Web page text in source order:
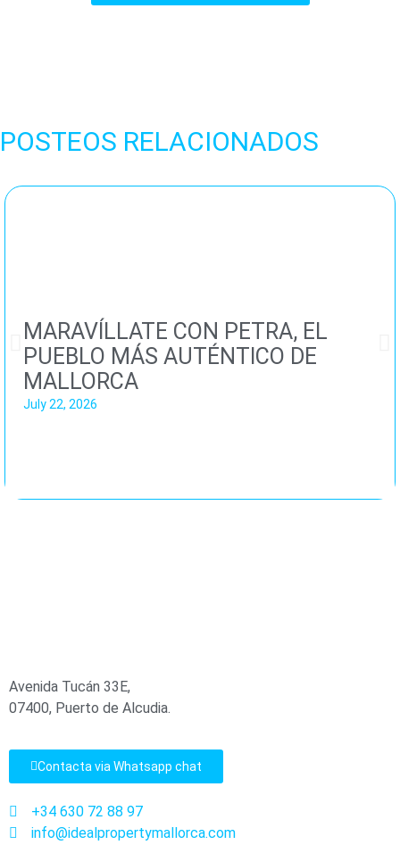
POSTEOS RELACIONADOS
MARAVÍLLATE CON PETRA, EL
PUEBLO MÁS AUTÉNTICO DE
MALLORCA
July 22, 2026
Avenida Tucán 33E,
07400, Puerto de Alcudia.
Contacta via Whatsapp chat
+34 630 72 88 97
info@idealpropertymallorca.com